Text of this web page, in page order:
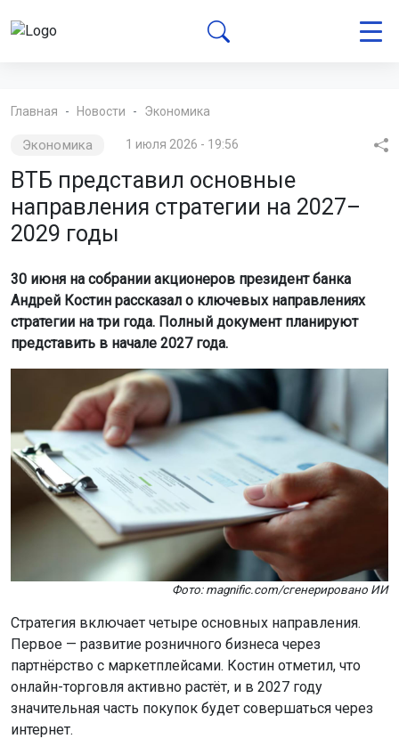
Главная Новости Экономика
Экономика 1 июля 2026 - 19:56
ВТБ представил основные
направления стратегии на 2027–
2029 годы
30 июня на собрании акционеров президент банка
Андрей Костин рассказал о ключевых направлениях
стратегии на три года. Полный документ планируют
представить в начале 2027 года.
Фото: magnific.com/сгенерировано ИИ
Стратегия включает четыре основных направления.
Первое — развитие розничного бизнеса через
партнёрство с маркетплейсами. Костин отметил, что
онлайн-торговля активно растёт, и в 2027 году
значительная часть покупок будет совершаться через
интернет.